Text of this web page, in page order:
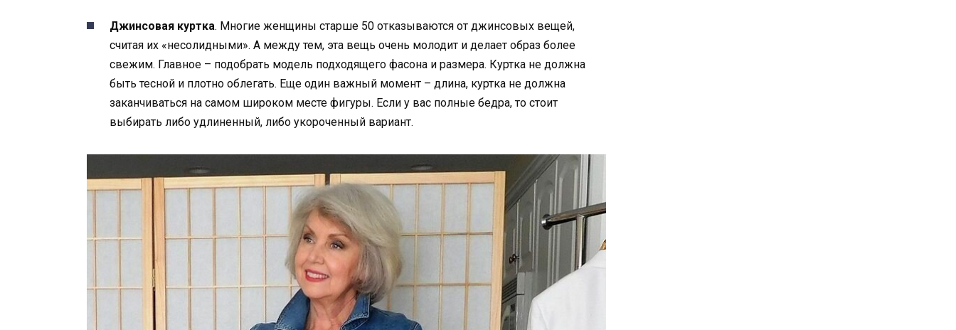
Джинсовая куртка. Многие женщины старше 50 отказываются от джинсовых вещей,
считая их «несолидными». А между тем, эта вещь очень молодит и делает образ более
свежим. Главное – подобрать модель подходящего фасона и размера. Куртка не должна
быть тесной и плотно облегать. Еще один важный момент – длина, куртка не должна
заканчиваться на самом широком месте фигуры. Если у вас полные бедра, то стоит
выбирать либо удлиненный, либо укороченный вариант.